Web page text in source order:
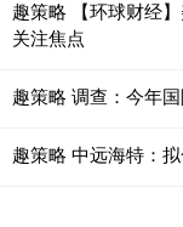
趣策略 【环球财经
关注焦点
趣策略 调查：今年
趣策略 中远海特：